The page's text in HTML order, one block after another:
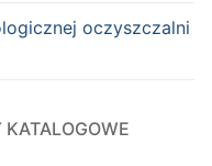
oczyszczalni